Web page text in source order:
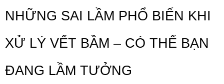
NHỮNG SAI LẦM PHỔ BIẾN KHI
XỬ LÝ VẾT BẦM – CÓ THỂ BẠN
ĐANG LẦM TƯỞNG